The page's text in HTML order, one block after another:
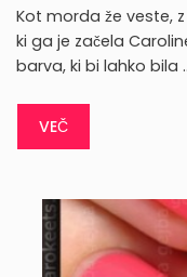
Kot morda že veste,
ki ga je začela
barva, ki bi lahko bila
VEČ